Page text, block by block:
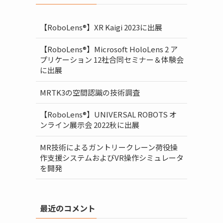
【RoboLens®】XR Kaigi 2023に出展
【RoboLens®】Microsoft HoloLens 2 ア
プリケーション 12社合同セミナー＆体験会
に出展
MRTK3の空間認識の技術調査
【RoboLens®】UNIVERSAL ROBOTS オ
ンライン展示会 2022秋に出展
MR技術によるガントリークレーン荷役操
作支援システムおよびVR操作シミュレータ
を開発
最近のコメント